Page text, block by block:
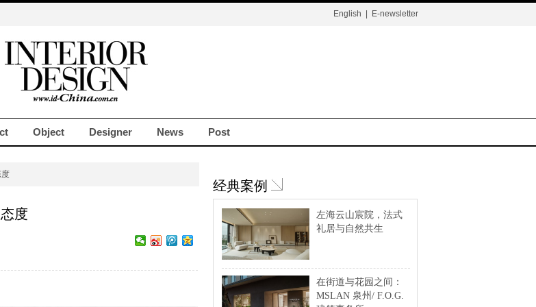
English E-newsletter
Object Designer News Post
度
经典案例
左海云山宸院，法式
礼居与自然共生
在街道与花园之间：
MSLAN 泉州/ F.O.G.